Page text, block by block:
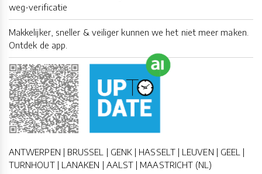
weg-verificatie
Makkelijker, sneller & veiliger kunnen we het niet meer maken.
Ontdek de app.
ANTWERPEN | BRUSSEL | GENK | HASSELT | LEUVEN | GEEL |
TURNHOUT | LANAKEN | AALST | MAASTRICHT (NL)